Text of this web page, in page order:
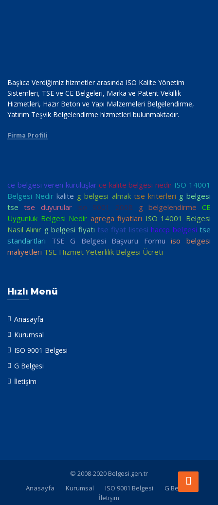
Başlıca Verdiğimiz hizmetler arasında ISO Kalite Yönetim
Sistemleri, TSE ve CE Belgeleri, Marka ve Patent Vekillik
Hizmetleri, Hazır Beton ve Yapı Malzemeleri Belgelendirme,
Yatırım Teşvik Belgelendirme hizmetleri bulunmaktadır.
Firma Profili
ce belgesi veren kuruluşlar ce kalite belgesi nedir ISO 14001
Belgesi Nedir kalite g belgesi almak tse kriterleri g belgesi
tse
tse duyurular iso 9001 2008 g belgelendirme CE
Uygunluk Belgesi Nedir agrega fiyatları ISO 14001 Belgesi
Nasıl Alınır g belgesi fiyatı tse fiyat listesi haccp belgesi tse
standartları
TSE G Belgesi Başvuru Formu
iso belgesi
maliyetleri TSE Hizmet Yeterlilik Belgesi Ücreti
Hızlı Menü
Anasayfa
Kurumsal
ISO 9001 Belgesi
G Belgesi
İletişim
© 2008-2020 Belgesi.gen.tr
Anasayfa
Kurumsal ISO 9001 Belgesi
G Belgesi
İletişim